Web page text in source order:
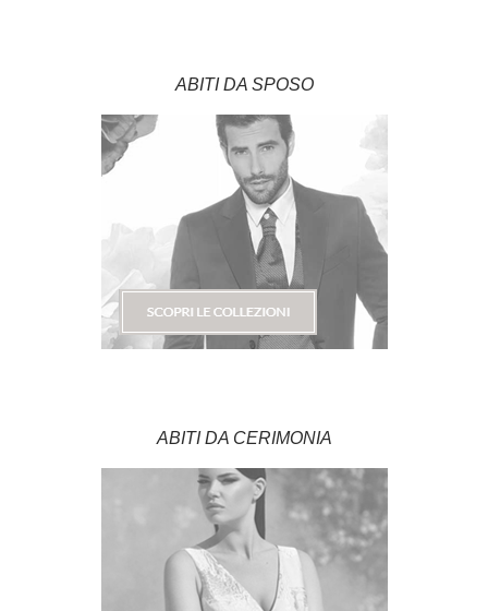
ABITI DA SPOSO
ABITI DA CERIMONIA